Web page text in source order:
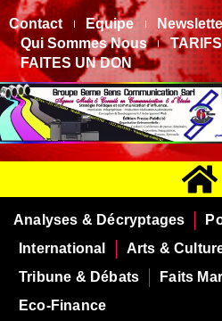
Contact Equipe
Qui Sommes Nous
FAITES UN DON
Analyses & Décryptages
International
Arts &
Tribune & Débats
Faits
Eco-Finance